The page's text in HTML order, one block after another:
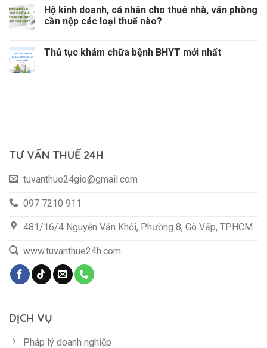
Hộ kinh doanh, cá nhân cho thuê nhà, văn phòng
cần nộp các loại thuế nào?
Thủ tục khám chữa bệnh BHYT mới nhất
TƯ VẤN THUẾ 24H
tuvanthue24gio@gmail.com
097 7210 911
481/16/4 Nguyễn Văn Khối, Phường 8, Gò Vấp, TP.HCM
www.tuvanthue24h.com
DỊCH VỤ
Pháp lý doanh nghiệp